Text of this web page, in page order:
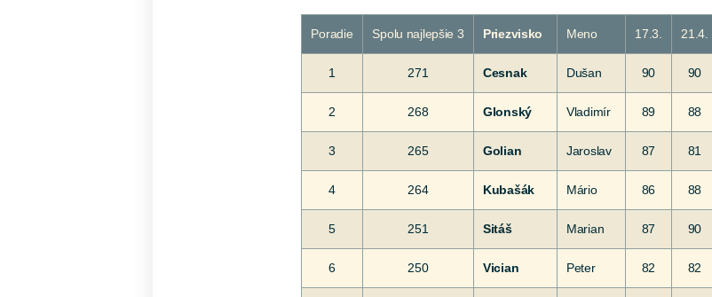
Poradie Spolu najlepšie 3 Priezvisko Meno 17.3. 21.4.
1 271 Cesnak Dušan 90 90
2 268 Glonský Vladimír 89 88
3 265 Golian Jaroslav 87 81
4 264 Kubašák Mário 86 88
5 251 Sitáš Marian 87 90
6 250 Vician Peter 82 82